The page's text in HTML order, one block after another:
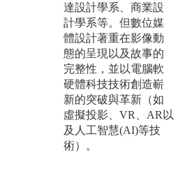
達設計學系、商業設
計學系等。但數位媒
體設計著重在影像動
態的呈現以及故事的
完整性，並以電腦軟
硬體科技技術創造嶄
新的突破與革新（如
虛擬投影、VR、AR以
及人工智慧(AI)等技
術）。